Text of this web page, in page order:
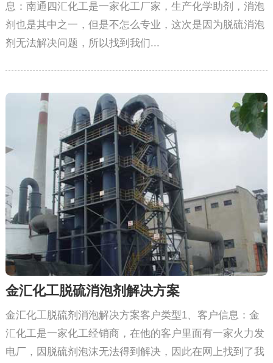
息：南通四汇化工是一家化工厂家，生产化学助剂，消泡
剂也是其中之一，但是不怎么专业，这次是因为脱硫消泡
剂无法解决问题，所以找到我们...
金汇化工脱硫消泡剂解决方案
金汇化工脱硫剂消泡解决方案客户类型1、客户信息：金
汇化工是一家化工经销商，在他的客户里面有一家火力发
电厂，因脱硫剂泡沫无法得到解决，因此在网上找到了我